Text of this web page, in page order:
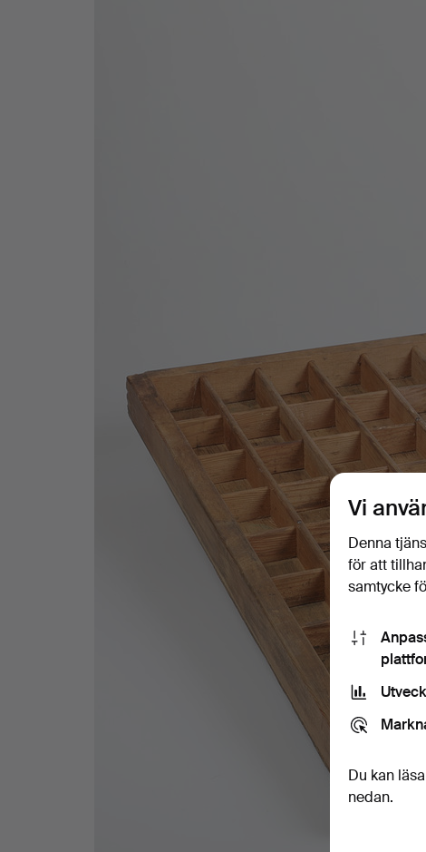
Vi
Denna
för att
samtycke
Du kan
nedan.